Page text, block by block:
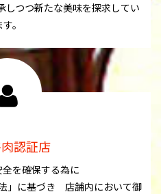
しつつ新たな美味を探求してい
。
認証店
を確保する為に
」に基づき 店舗内において御